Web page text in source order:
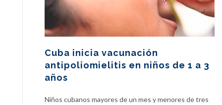
Cuba inicia vacunación
antipoliomielitis en niños de 1 a 3
años
Niños cubanos mayores de un mes y menores de tres